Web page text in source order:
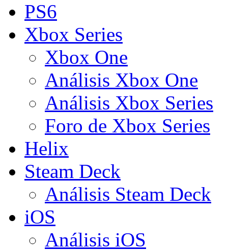
PS6
Xbox Series
Xbox One
Análisis Xbox One
Análisis Xbox Series
Foro de Xbox Series
Helix
Steam Deck
Análisis Steam Deck
iOS
Análisis iOS